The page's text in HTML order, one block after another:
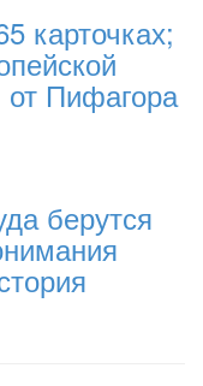
карточках;
Пифагора
берутся